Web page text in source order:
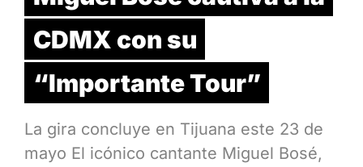
CDMX con su
“Importante Tour”
La gira concluye en Tijuana este 23 de
mayo El icónico cantante Miguel Bosé,